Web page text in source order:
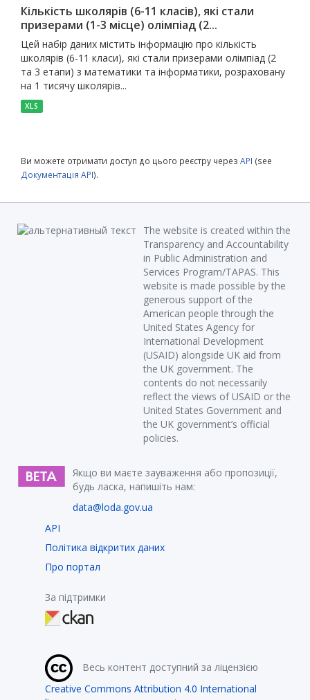
Кількість школярів (6-11 класів), які стали
призерами (1-3 місце) олімпіад (2...
Цей набір даних містить інформацію про кількість
школярів (6-11 класи), які стали призерами олімпіад (2
та 3 етапи) з математики та інформатики, розраховану
на 1 тисячу школярів...
XLS
Ви можете отримати доступ до цього реєстру через API (see
Документація API).
The website is created within the
Transparency and Accountability
in Public Administration and
Services Program/TAPAS. This
website is made possible by the
generous support of the
American people through the
United States Agency for
International Development
(USAID) alongside UK aid from
the UK government. The
contents do not necessarily
reflect the views of USAID or the
United States Government and
the UK government’s official
policies.
Якщо ви маєте зауваження або пропозиції,
будь ласка, напишіть нам:
data@loda.gov.ua
API
Політика відкритих даних
Про портал
За підтримки
Весь контент доступний за ліцензією
Creative Commons Attribution 4.0 International